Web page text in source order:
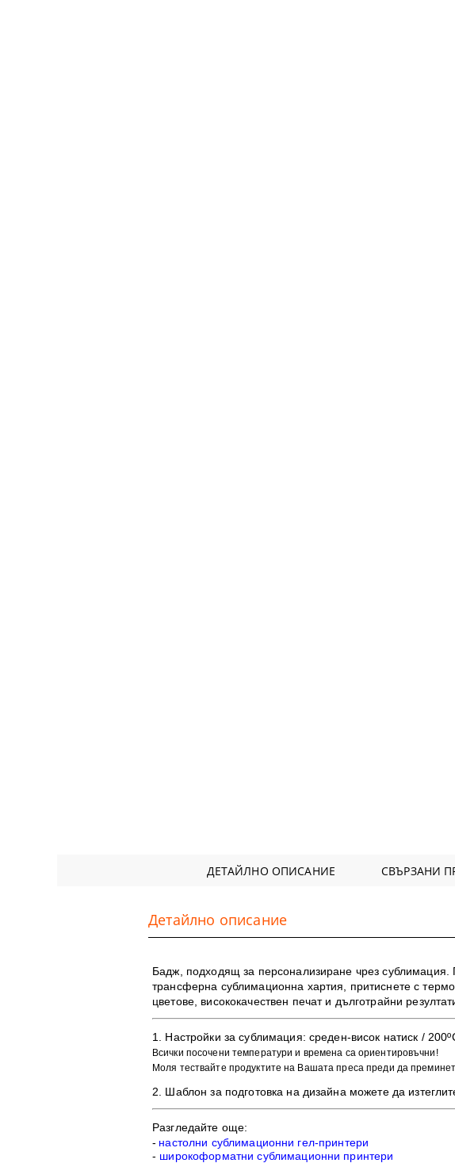
ДЕТАЙЛНО ОПИСАНИЕ СВЪРЗАНИ
Детайлно описание
Бадж, подходящ за персонализиране чрез
трансферна сублимационна хартия, притиснете с
цветове, висококачествен печат и дълготрайни
1. ​Настройки за сублимация: среден-висок натиск /
Всички посочени температури и времена са ориентировъчни!
Моля тествайте продуктите на Вашата преса преди да
2. Шаблон за подготовка на дизайна можете да
Разгледайте още:
- настолни сублимационни гел-принтери
- широкоформатни сублимационни принтери